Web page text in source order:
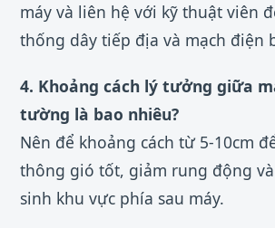
máy và liên hệ với kỹ thuật viên
thống dây tiếp địa và mạch điện
4. Khoảng cách lý tưởng giữa
tường là bao nhiêu?
Nên để khoảng cách từ 5-10cm
thông gió tốt, giảm rung động
sinh khu vực phía sau máy.